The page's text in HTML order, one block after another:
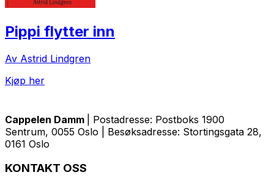
Pippi flytter inn
Av Astrid Lindgren
Kjøp her
Cappelen Damm
| Postadresse: Postboks 1900
Sentrum, 0055 Oslo | Besøksadresse: Stortingsgata 28,
0161 Oslo
KONTAKT OSS